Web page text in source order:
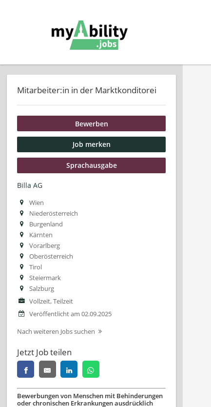
Mitarbeiter:in in der Marktkonditorei
Bewerben
Job merken
Sprachausgabe
Billa AG
Wien
Niederösterreich
Burgenland
Kärnten
Vorarlberg
Oberösterreich
Tirol
Steiermark
Salzburg
Vollzeit, Teilzeit
Veröffentlicht am 02.09.2025
Nach weiteren Jobs suchen
Jetzt Job teilen
Bewerbungen von Menschen mit Behinderungen
oder chronischen Erkrankungen ausdrücklich